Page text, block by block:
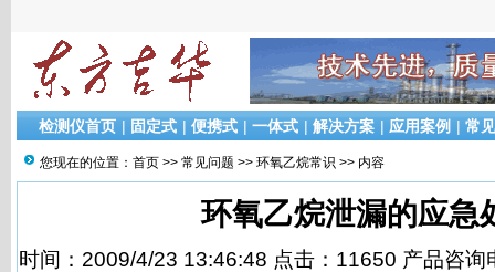
检测仪首页 | 固定式 | 便携式 | 一体式 | 解决方案 | 应用案例 | 常
您现在的位置： 首页 >> 常见问题 >> 环氧乙烷常识 >> 内容
环氧乙烷泄漏的应急
时间：2009/4/23 13:46:48 点击：11650 产品咨询